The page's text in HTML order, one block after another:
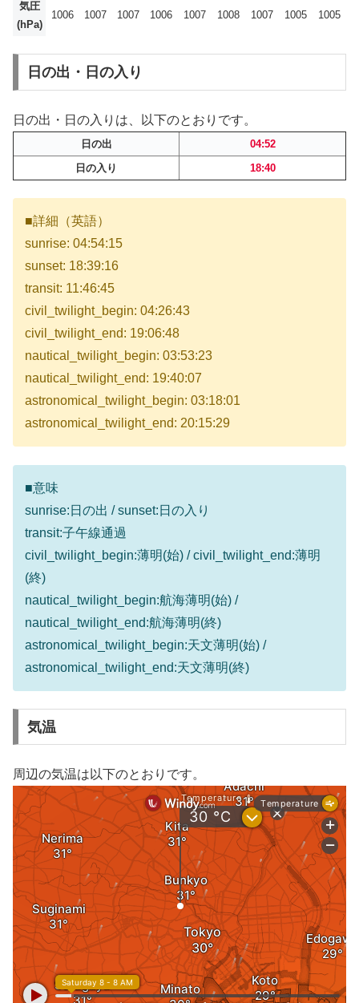
気圧
(hPa)
1006 1007 1007 1006 1007 1008 1007 1005 1005
日の出・日の入り
日の出・日の入りは、以下のとおりです。
日の出
04:52
日の入り
18:40
■詳細（英語）
sunrise: 04:54:15
sunset: 18:39:16
transit: 11:46:45
civil_twilight_begin: 04:26:43
civil_twilight_end: 19:06:48
nautical_twilight_begin: 03:53:23
nautical_twilight_end: 19:40:07
astronomical_twilight_begin: 03:18:01
astronomical_twilight_end: 20:15:29
■意味
sunrise:日の出 / sunset:日の入り
transit:子午線通過
civil_twilight_begin:薄明(始) / civil_twilight_end:薄明
(終)
nautical_twilight_begin:航海薄明(始) /
nautical_twilight_end:航海薄明(終)
astronomical_twilight_begin:天文薄明(始) /
astronomical_twilight_end:天文薄明(終)
気温
周辺の気温は以下のとおりです。